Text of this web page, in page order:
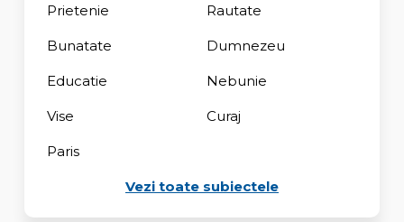
Prietenie Rautate
Bunatate Dumnezeu
Educatie Nebunie
Vise Curaj
Paris
Vezi toate subiectele